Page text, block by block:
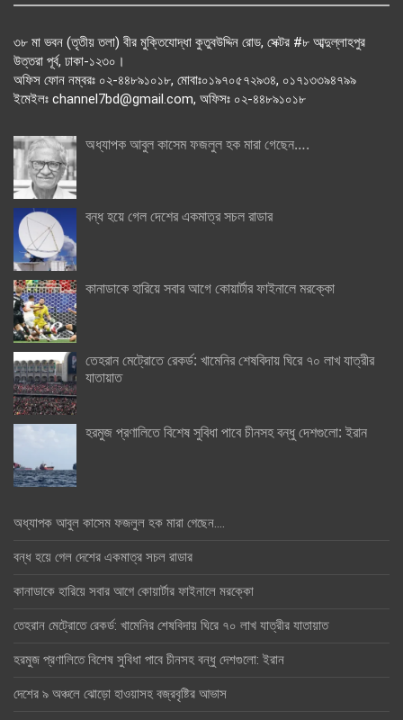
৩৮ মা ভবন (তৃতীয় তলা) বীর মুক্তিযোদ্ধা কুতুবউদ্দিন রোড, সেক্টর #৮ আব্দুল্লাহপুর
উত্তরা পূর্ব, ঢাকা-১২৩০।
অফিস ফোন নম্বরঃ ০২-৪৪৮৯১০১৮, মোবাঃ০১৯৭০৫৭২৯৩৪, ০১৭১৩৩৯৪৭৯৯
ইমেইলঃ channel7bd@gmail.com, অফিসঃ ০২-৪৪৮৯১০১৮
অধ্যাপক আবুল কাসেম ফজলুল হক মারা গেছেন….
বন্ধ হয়ে গেল দেশের একমাত্র সচল রাডার
কানাডাকে হারিয়ে সবার আগে কোয়ার্টার ফাইনালে মরক্কো
তেহরান মেট্রোতে রেকর্ড: খামেনির শেষবিদায় ঘিরে ৭০ লাখ যাত্রীর
যাতায়াত
হরমুজ প্রণালিতে বিশেষ সুবিধা পাবে চীনসহ বন্ধু দেশগুলো: ইরান
অধ্যাপক আবুল কাসেম ফজলুল হক মারা গেছেন….
বন্ধ হয়ে গেল দেশের একমাত্র সচল রাডার
কানাডাকে হারিয়ে সবার আগে কোয়ার্টার ফাইনালে মরক্কো
তেহরান মেট্রোতে রেকর্ড: খামেনির শেষবিদায় ঘিরে ৭০ লাখ যাত্রীর যাতায়াত
হরমুজ প্রণালিতে বিশেষ সুবিধা পাবে চীনসহ বন্ধু দেশগুলো: ইরান
দেশের ৯ অঞ্চলে ঝোড়ো হাওয়াসহ বজ্রবৃষ্টির আভাস